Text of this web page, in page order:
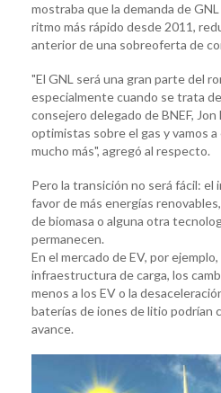
mostraba que la demanda de
ritmo más rápido desde 2011,
anterior de una sobreoferta de
"El GNL será una gran parte del
especialmente cuando se trata
consejero delegado de BNEF,
optimistas sobre el gas y vamos
mucho más", agregó al respecto.
Pero la transición no será fácil: el
favor de más energías
de biomasa o alguna otra
permanecen.
En el mercado de EV, por
infraestructura de carga, los
menos a los EV o la
baterías de iones de litio podrían
avance.